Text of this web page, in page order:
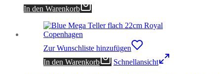
In den Warenkorb
Zur Wunschliste hinzufügen
In den Warenkorb
Schnellansicht